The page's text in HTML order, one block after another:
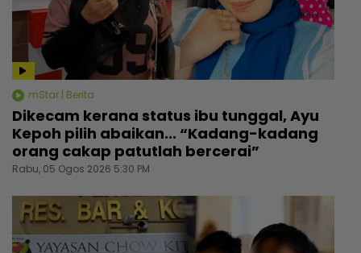
mStar | Berita
Dikecam kerana status ibu tunggal, Ayu
Kepoh pilih abaikan... “Kadang-kadang
orang cakap patutlah bercerai”
Rabu, 05 Ogos 2026 5:30 PM